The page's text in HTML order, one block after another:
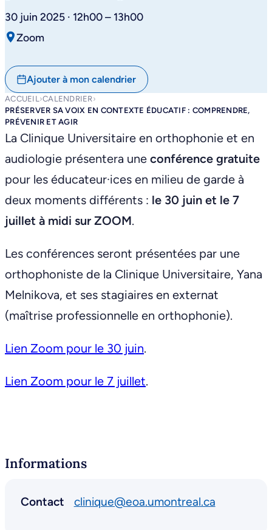
30 juin 2025 · 12h00 – 13h00
Zoom
Ajouter à mon calendrier
ACCUEIL›CALENDRIER›
PRÉSERVER SA VOIX EN CONTEXTE ÉDUCATIF : COMPRENDRE,
PRÉVENIR ET AGIR
La Clinique Universitaire en orthophonie et en
audiologie présentera une conférence gratuite
pour les éducateur·ices en milieu de garde à
deux moments différents : le 30 juin et le 7
juillet à midi sur ZOOM.
Les conférences seront présentées par une
orthophoniste de la Clinique Universitaire, Yana
Melnikova, et ses stagiaires en externat
(maîtrise professionnelle en orthophonie).
Lien Zoom pour le 30 juin.
Lien Zoom pour le 7 juillet.
Informations
Contact clinique@eoa.umontreal.ca